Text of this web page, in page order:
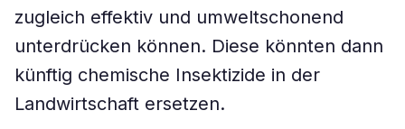
zugleich effektiv und umweltschonend
unterdrücken können. Diese könnten dann
künftig chemische Insektizide in der
Landwirtschaft ersetzen.